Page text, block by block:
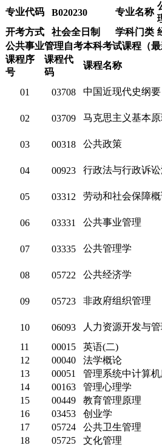
专业代码 B020230 专业名称
开考方式
社会全日制 学科门类
公共事业管理自考本科考试课程（最
课程序
号
课程代
码
课程名称
01
03708 中国近现代史纲要
02
03709 马克思主义基本
03
00318 公共政策
04
00923 行政法与行政诉
05
03312 劳动和社会保障
06
03331 公共事业管理
07
03335 公共管理学
08
05722 公共经济学
09
05723 非政府组织管理
10
06093 人力资源开发与
11
00015 英语(二)
12
00040 法学概论
13
00051 管理系统中计算机
14
00163 管理心理学
15
00449 教育管理原理
16
03453 创业学
17
05724 公共卫生管理
18
05725 文化管理